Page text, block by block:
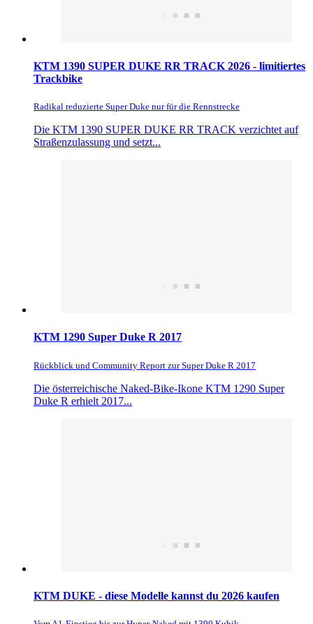
KTM 1390 SUPER DUKE RR TRACK 2026 - limitiertes
Trackbike
Radikal reduzierte Super Duke nur für die Rennstrecke
Die KTM 1390 SUPER DUKE RR TRACK verzichtet auf
Straßenzulassung und setzt...
KTM 1290 Super Duke R 2017
Rückblick und Community Report zur Super Duke R 2017
Die österreichische Naked-Bike-Ikone KTM 1290 Super
Duke R erhielt 2017...
KTM DUKE - diese Modelle kannst du 2026 kaufen